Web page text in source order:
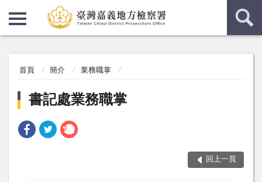
首頁 簡介 業務職掌
書記處業務職掌
回上一頁